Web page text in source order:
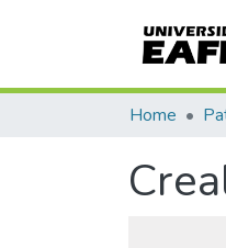
Home